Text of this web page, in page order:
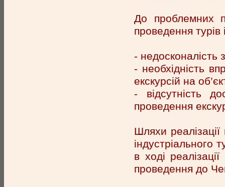
До проблемних
проведення турів
- недосконалість
- необхідність
екскурсій на
- відсутність
проведення
Шляхи
індустріального
в ході
проведення до